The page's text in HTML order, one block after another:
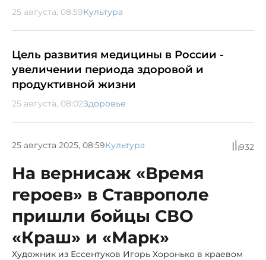
25 августа, 08:59Культура
Цель развития медицины в России -
увеличении периода здоровой и
продуктивной жизни
25 августа, 08:02Здоровье
25 августа 2025, 08:59Культура 932
На вернисаж «Время
героев» в Ставрополе
пришли бойцы СВО
«Краш» и «Марк»
Художник из Ессентуков Игорь Хоронько в краевом